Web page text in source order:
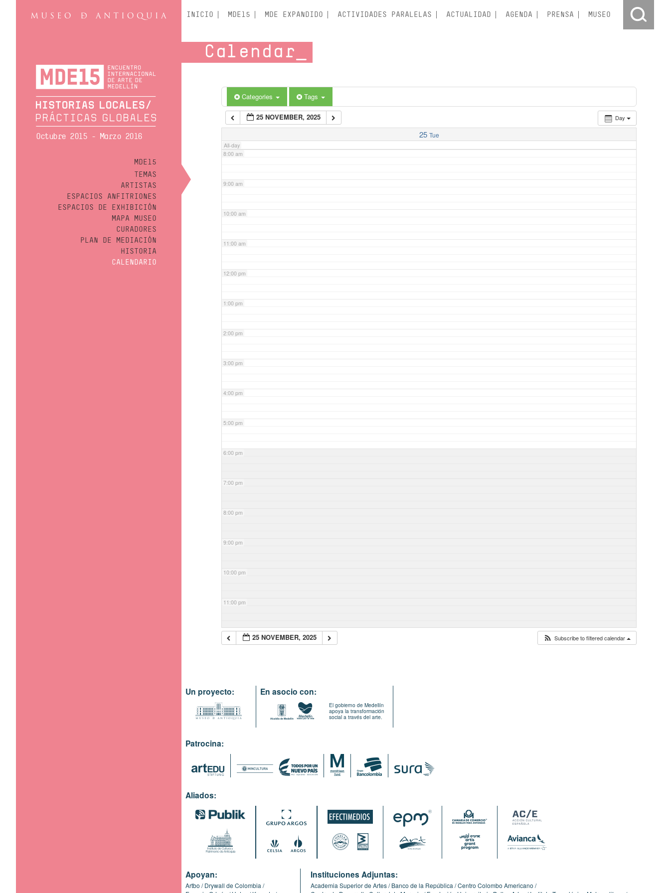
Octubre 2015 - Marzo 2016
MDE15
TEMAS
ARTISTAS
ESPACIOS ANFITRIONES
ESPACIOS DE EXHIBICIÓN
MAPA MUSEO
CURADORES
PLAN DE MEDIACIÓN
HISTORIA
CALENDARIO
INICIO MDE15 MDE EXPANDIDO ACTIVIDADES PARALELAS ACTUALIDAD AGENDA PRENSA MUSEO
Calendar
Categories Tags
Day
25 NOVEMBER, 2025
25 Tue
All-day
5:00 am
6:00 am
7:00 am
8:00 am
9:00 am
10:00 am
11:00 am
12:00 pm
1:00 pm
2:00 pm
3:00 pm
4:00 pm
5:00 pm
6:00 pm
7:00 pm
8:00 pm
9:00 pm
10:00 pm
11:00 pm
25 NOVEMBER, 2025 Subscribe to filtered calendar
Un proyecto: En asocio con:
El gobierno de Medellín
apoya la transformación
social a través del arte.
Patrocina:
Aliados:
Apoyan:
Artbo
Drywall de Colombia
Instituciones Adjuntas:
Academia Superior de Artes Banco de la República Centro Colombo Americano